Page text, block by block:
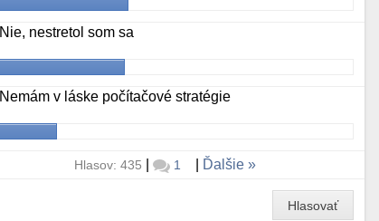
Nie, nestretol som sa
Nemám v láske počítačové stratégie
Hlasov: 435 | 1 Ďalšie
Hlasovať